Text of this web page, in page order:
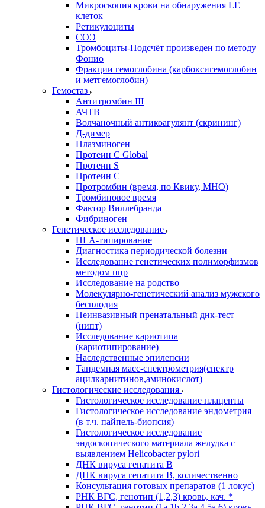
Микроскопия крови на обнаружения LE
клеток
Ретикулоциты
СОЭ
Тромбоциты-Подсчёт произведен по методу
Фонио
Фракции гемоглобина (карбоксигемоглобин
и метгемоглобин)
Гемостаз
Антитромбин III
АЧТВ
Волчаночный антикоагулянт (скрининг)
Д-димер
Плазминоген
Протеин C Global
Протеин S
Протеин С
Протромбин (время, по Квику, МНО)
Тромбиновое время
Фактор Виллебранда
Фибриноген
Генетическое исследование
HLA-типирование
Диагностика периодической болезни
Исследование генетических полиморфизмов
методом пцр
Исследование на родство
Молекулярно-генетический анализ мужского
бесплодия
Неинвазивный пренатальный днк-тест
(нипт)
Исследование кариотипа
(кариотипирование)
Наследственные эпилепсии
Тандемная масс-спектрометрия(спектр
ацилкарнитинов,аминокислот)
Гистологические исследования
Гистологическое исследование плаценты
Гистологическое исследование эндометрия
(в т.ч. пайпель-биопсия)
Гистологическое исследование
эндоскопического материала желудка с
выявлением Helicobacter pylori
ДНК вируса гепатита B
ДНК вируса гепатита B, количественно
Консультация готовых препаратов (1 локус)
РНК ВГC, генотип (1,2,3) кровь, кач. *